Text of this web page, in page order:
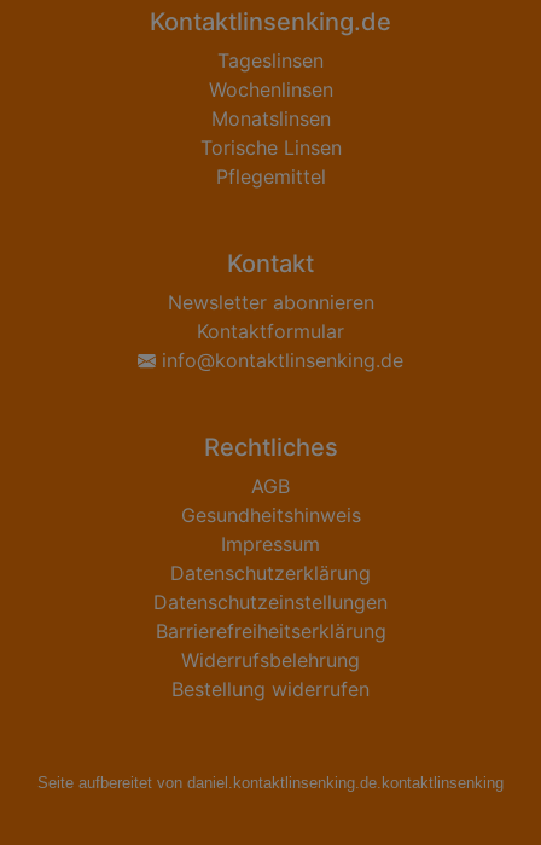
Kontaktlinsenking.de
Tageslinsen
Wochenlinsen
Monatslinsen
Torische Linsen
Pflegemittel
Kontakt
Newsletter abonnieren
Kontaktformular
info@kontaktlinsenking.de
Rechtliches
AGB
Gesundheitshinweis
Impressum
Datenschutzerklärung
Datenschutzeinstellungen
Barrierefreiheitserklärung
Widerrufsbelehrung
Bestellung widerrufen
Seite aufbereitet von daniel.kontaktlinsenking.de.kontaktlinsenking